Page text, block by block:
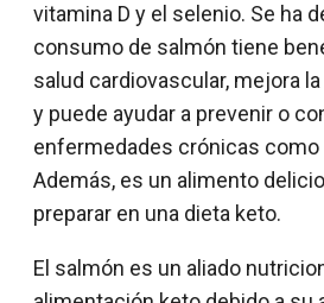
vitamina D y el selenio. Se ha
consumo de salmón tiene
salud cardiovascular, mejora
y puede ayudar a prevenir o
enfermedades crónicas como
Además, es un alimento
preparar en una dieta keto.
El salmón es un aliado